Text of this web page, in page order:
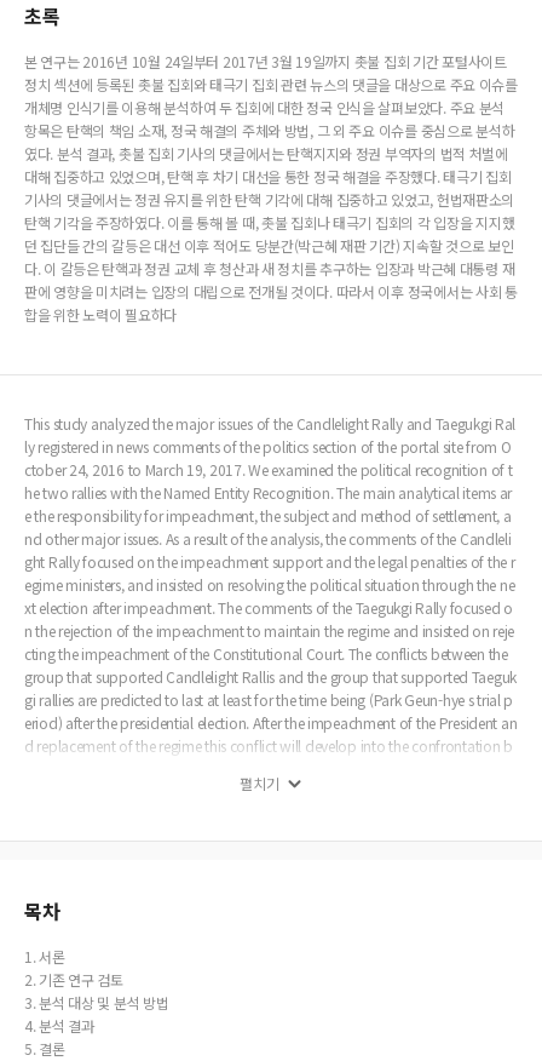
초록
본 연구는 2016년 10월 24일부터 2017년 3월 19일까지 촛불 집회 기간 포털사이트
정치 섹션에 등록된 촛불 집회와 태극기 집회 관련 뉴스의 댓글을 대상으로 주요 이슈를
개체명 인식기를 이용해 분석하여 두 집회에 대한 정국 인식을 살펴보았다. 주요 분석
항목은 탄핵의 책임 소재, 정국 해결의 주체와 방법, 그 외 주요 이슈를 중심으로 분석하
였다. 분석 결과, 촛불 집회 기사의 댓글에서는 탄핵지지와 정권 부역자의 법적 처벌에
대해 집중하고 있었으며, 탄핵 후 차기 대선을 통한 정국 해결을 주장했다. 태극기 집회
기사의 댓글에서는 정권 유지를 위한 탄핵 기각에 대해 집중하고 있었고, 헌법재판소의
탄핵 기각을 주장하였다. 이를 통해 볼 때, 촛불 집회나 태극기 집회의 각 입장을 지지했
던 집단들 간의 갈등은 대선 이후 적어도 당분간(박근혜 재판 기간) 지속할 것으로 보인
다. 이 갈등은 탄핵과 정권 교체 후 청산과 새 정치를 추구하는 입장과 박근혜 대통령 재
판에 영향을 미치려는 입장의 대립으로 전개될 것이다. 따라서 이후 정국에서는 사회 통
합을 위한 노력이 필요하다
This study analyzed the major issues of the Candlelight Rally and Taegukgi Ral
ly registered in news comments of the politics section of the portal site from O
ctober 24, 2016 to March 19, 2017. We examined the political recognition of t
he two rallies with the Named Entity Recognition. The main analytical items ar
e the responsibility for impeachment, the subject and method of settlement, a
nd other major issues. As a result of the analysis, the comments of the Candleli
ght Rally focused on the impeachment support and the legal penalties of the r
egime ministers, and insisted on resolving the political situation through the ne
xt election after impeachment. The comments of the Taegukgi Rally focused o
n the rejection of the impeachment to maintain the regime and insisted on reje
cting the impeachment of the Constitutional Court. The conflicts between the
group that supported Candlelight Rallis and the group that supported Taeguk
gi rallies are predicted to last at least for the time being (Park Geun-hye s trial p
eriod) after the presidential election. After the impeachment of the President an
d replacement of the regime this conflict will develop into the confrontation b
e the trial of Park Geun-hye. Therefore, the efforts to integrate society in the afte
펼치기
목차
1. 서론
2. 기존 연구 검토
3. 분석 대상 및 분석 방법
4. 분석 결과
5. 결론